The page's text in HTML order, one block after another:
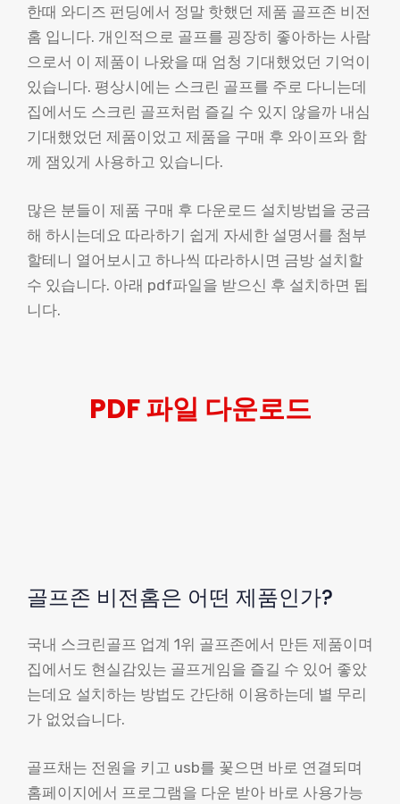
한때 와디즈 펀딩에서 정말 핫했던 제품 골프존 비전
홈 입니다. 개인적으로 골프를 굉장히 좋아하는 사람
으로서 이 제품이 나왔을 때 엄청 기대했었던 기억이
있습니다. 평상시에는 스크린 골프를 주로 다니는데
집에서도 스크린 골프처럼 즐길 수 있지 않을까 내심
기대했었던 제품이었고 제품을 구매 후 와이프와 함
께 잼있게 사용하고 있습니다.
많은 분들이 제품 구매 후 다운로드 설치방법을 궁금
해 하시는데요 따라하기 쉽게 자세한 설명서를 첨부
할테니 열어보시고 하나씩 따라하시면 금방 설치할
수 있습니다. 아래 pdf파일을 받으신 후 설치하면 됩
니다.
PDF 파일 다운로드
골프존 비전홈은 어떤 제품인가?
국내 스크린골프 업계 1위 골프존에서 만든 제품이며
집에서도 현실감있는 골프게임을 즐길 수 있어 좋았
는데요 설치하는 방법도 간단해 이용하는데 별 무리
가 없었습니다.
골프채는 전원을 키고 usb를 꽃으면 바로 연결되며
홈페이지에서 프로그램을 다운 받아 바로 사용가능